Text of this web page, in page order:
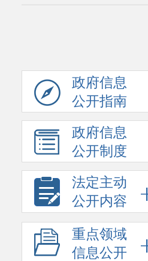
政府信息
公开指南
政府信息
公开制度
法定主动
公开内容
重点领域
信息公开